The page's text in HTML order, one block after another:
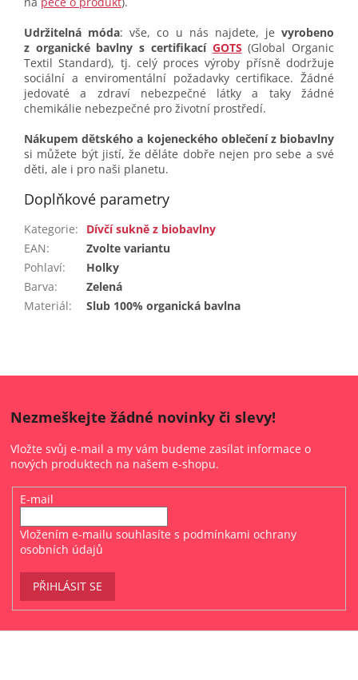
Udržitelná móda: vše, co u nás najdete, je vyrobeno
z organické bavlny s certifikací GOTS (Global Organic
Textil Standard), tj. celý proces výroby přísně dodržuje
sociální a enviromentální požadavky certifikace. Žádné
jedovaté a zdraví nebezpečné látky a taky žádné
chemikálie nebezpečné pro životní prostředí.
Nákupem dětského a kojeneckého oblečení z biobavlny
si můžete být jistí, že děláte dobře nejen pro sebe a své
děti, ale i pro naši planetu.
Doplňkové parametry
Kategorie:
Dívčí sukně z biobavlny
EAN:
Zvolte variantu
Pohlaví:
Holky
Barva:
Zelená
Materiál: Slub 100% organická bavlna
Nezmeškejte žádné novinky či slevy!
Vložte svůj e-mail a my vám budeme zasílat informace o
nových produktech na našem e-shopu.
E-mail
Vložením e-mailu souhlasíte s podmínkami ochrany
osobních údajů
PŘIHLÁSIT SE
Z